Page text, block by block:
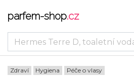
parfem-shop.cz
Zdraví Hygiena Péče o vlasy